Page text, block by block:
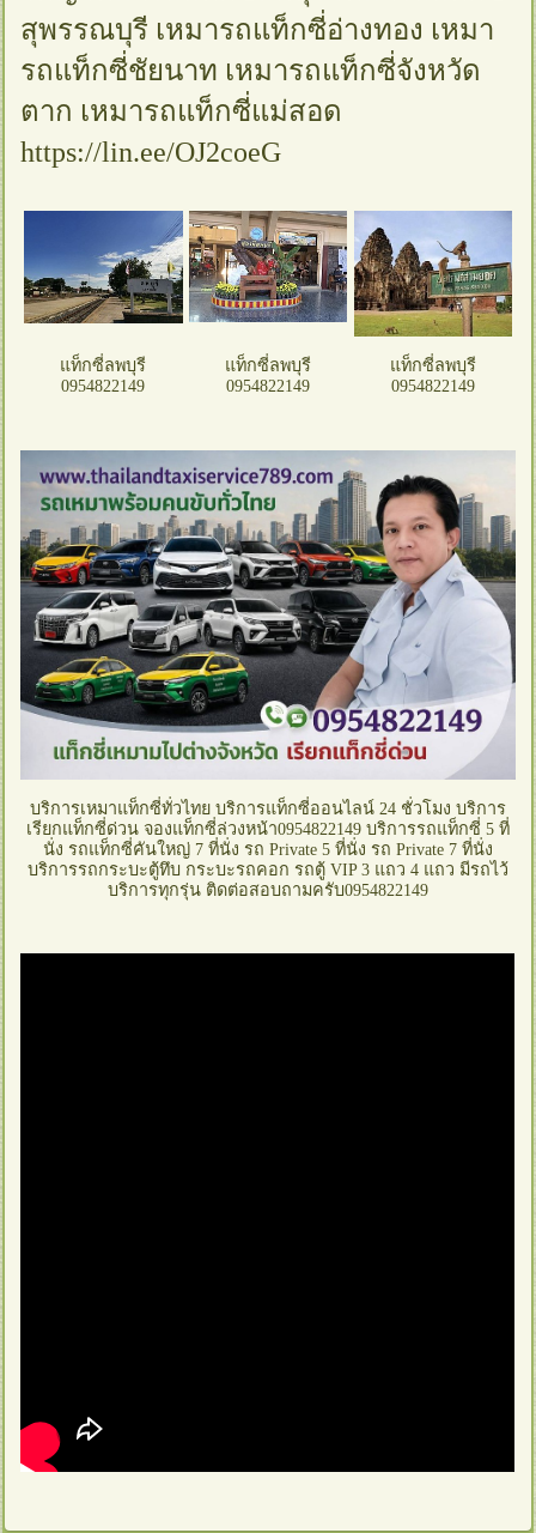
สุพรรณบุรี เหมารถแท็กซี่อ่างทอง เหมา
รถแท็กซี่ชัยนาท เหมารถแท็กซี่จังหวัด
ตาก เหมารถแท็กซี่แม่สอด
https://lin.ee/OJ2coeG
แท็กซี่ลพบุรี
0954822149
แท็กซี่ลพบุรี
0954822149
แท็กซี่ลพบุรี
0954822149
บริการเหมาแท็กซี่ทั่วไทย บริการแท็กซี่ออนไลน์ 24 ชั่วโมง บริการ
เรียกแท็กซี่ด่วน จองแท็กซี่ล่วงหน้า0954822149 บริการรถแท็กซี่ 5 ที่
นั่ง รถแท็กซี่คันใหญ่ 7 ที่นั่ง รถ Private 5 ที่นั่ง รถ Private 7 ที่นั่ง
บริการรถกระบะตู้ทึบ กระบะรถคอก รถตู้ VIP 3 แถว 4 แถว มีรถไว้
บริการทุกรุ่น ติดต่อสอบถามครับ0954822149